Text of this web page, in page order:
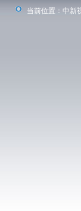
当前位置： 中新